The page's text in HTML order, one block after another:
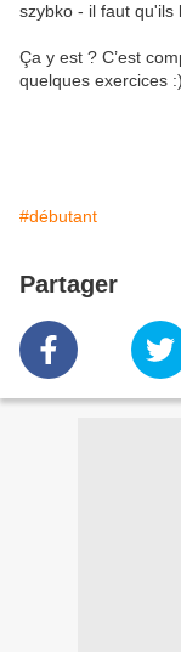
szybko - il faut qu'ils
Ça y est ? C’est
quelques exercices
#débutant
Partager